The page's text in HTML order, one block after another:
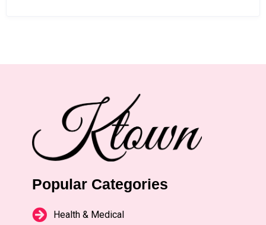
Popular Categories
Health & Medical